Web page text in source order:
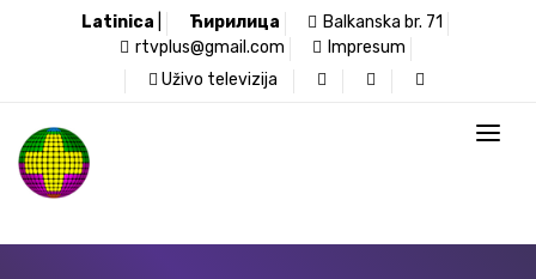
Latinica Ћирилица
Balkanska br. 71
rtvplus@gmail.com
Impresum
Uživo televizija